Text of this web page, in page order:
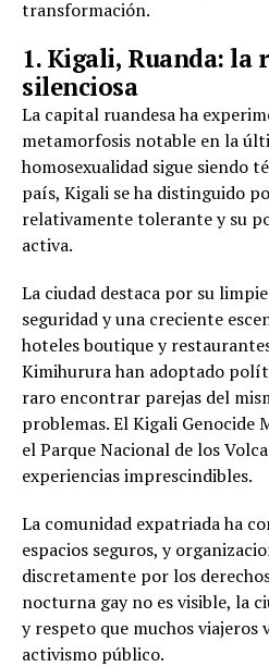
transformación.
1. Kigali, Ruanda: la
silenciosa
La capital ruandesa ha
metamorfosis notable en la
homosexualidad sigue siendo
país, Kigali se ha distinguido
relativamente tolerante y su
activa.
La ciudad destaca por su
seguridad y una creciente
hoteles boutique y
Kimihurura han adoptado
raro encontrar parejas del
problemas. El Kigali Genocide
el Parque Nacional de los
experiencias imprescindibles.
La comunidad expatriada ha
espacios seguros, y
discretamente por los
nocturna gay no es visible, la
y respeto que muchos
activismo público.